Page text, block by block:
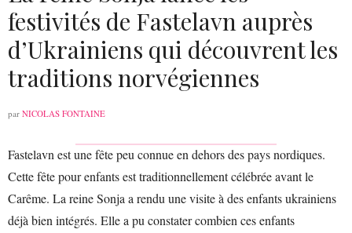
festivités de Fastelavn auprès
d’Ukrainiens qui découvrent les
traditions norvégiennes
par NICOLAS FONTAINE
Fastelavn est une fête peu connue en dehors des pays nordiques.
Cette fête pour enfants est traditionnellement célébrée avant le
Carême. La reine Sonja a rendu une visite à des enfants ukrainiens
déjà bien intégrés. Elle a pu constater combien ces enfants